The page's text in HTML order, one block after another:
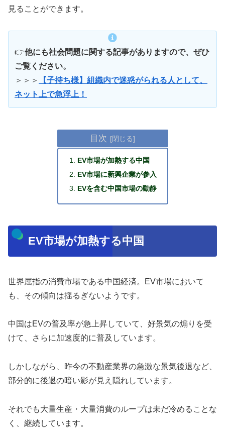
見ることができます。
👉他にも社会問題に関する記事がありますので、ぜひ
ご覧ください。
＞＞＞
【子持ち様】組織内で迷惑がられる人として、
ネット上で急浮上！
目次
EV市場が加熱する中国
EV市場に新興企業が参入
EVを含む中国市場の動静
EV市場が加熱する中国
世界屈指の消費市場である中国経済。EV市場において
も、その傾向は揺るぎないようです。
中国はEVの普及率が急上昇していて、好景気の煽りを受
けて、さらに加速度的に普及しています。
しかしながら、昨今の不動産業界の急激な景気後退など、
部分的に後退の暗い影が見え隠れしています。
それでも大量生産・大量消費のループは未だ冷めることな
く、継続しています。